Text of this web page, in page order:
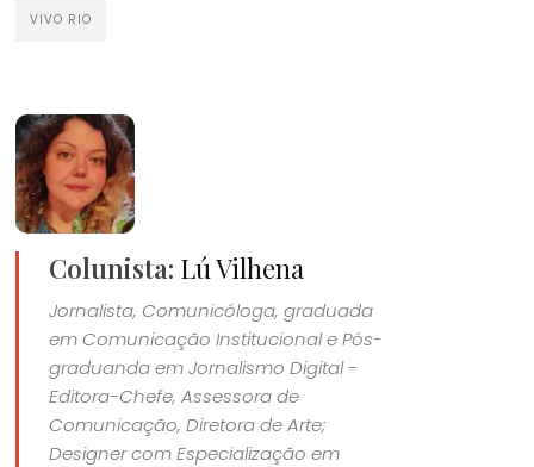
VIVO RIO
Colunista: Lú Vilhena
Jornalista, Comunicóloga, graduada
em Comunicação Institucional e Pós-
graduanda em Jornalismo Digital -
Editora-Chefe, Assessora de
Comunicação, Diretora de Arte;
Designer com Especialização em